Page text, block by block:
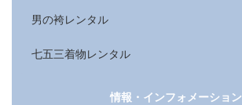
男の袴レンタル
七五三着物レンタル
情報・インフォメーション